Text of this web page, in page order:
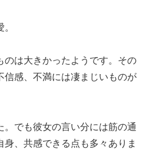
のは大きかったようです。その
信感、不満には凄まじいものが
でも彼女の言い分には筋の通
身、共感できる点も多々ありま